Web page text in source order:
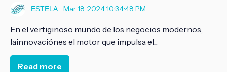
ESTELA Mar 18, 2024 10:34:48 PM
En el vertiginoso mundo de los negocios modernos,
lainnovaciónes el motor que impulsa el...
Read more